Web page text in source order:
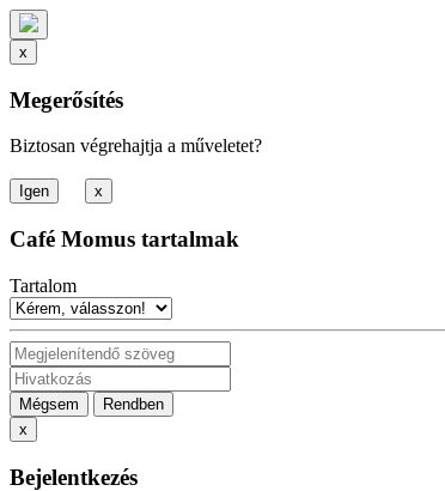
x
Megerősítés
Biztosan végrehajtja a műveletet?
x
Café Momus tartalmak
Tartalom
Mégsem
Rendben
x
Bejelentkezés